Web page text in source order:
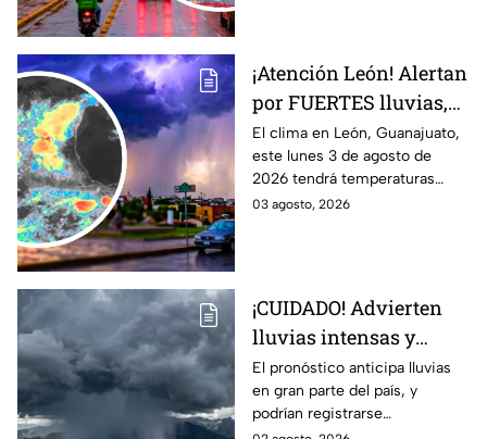
¡Atención León! Alertan
por FUERTES lluvias,
tormentas y posible
granizo en Guanajuato
HOY lunes: HORA
EXACTA
El clima en León, Guanajuato,
este lunes 3 de agosto de
2026 tendrá temperaturas
cálidas, posibles lluvias
03 agosto, 2026
¡CUIDADO! Advierten
lluvias intensas y
fuertes rachas de
viento en México;
¿cómo afectará a
El pronóstico anticipa lluvias
en gran parte del país, y
podrían registrarse